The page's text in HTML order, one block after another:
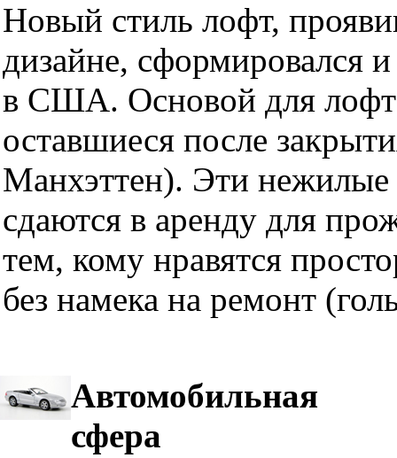
Новый стиль лофт,
дизайне, сформировался
в США. Основой для
оставшиеся после
Манхэттен). Эти нежилые
сдаются в аренду для
тем, кому нравятся
без намека на ремонт
Автомобильная
сфера